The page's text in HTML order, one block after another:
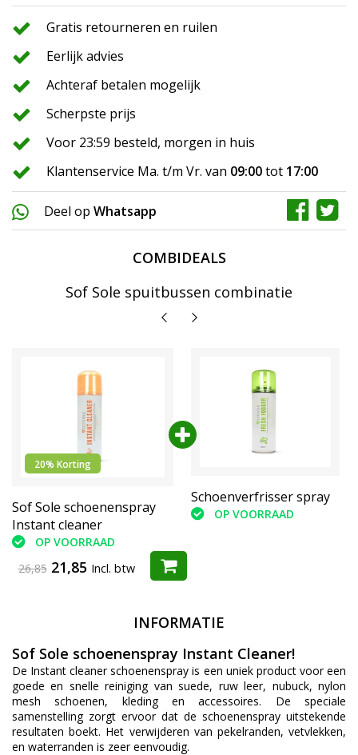
Gratis retourneren en ruilen
Eerlijk advies
Achteraf betalen mogelijk
Scherpste prijs
Voor 23:59 besteld, morgen in huis
Klantenservice Ma. t/m Vr. van 09:00tot 17:00
Deel op Whatsapp
COMBIDEALS
Sof Sole spuitbussen combinatie
20% Korting
Sof Sole schoenenspray
Instant cleaner
OP VOORRAAD
Proofer
OP VOORRAAD
Schoenverfrisser spray
OP VOORRAAD
26,85 21,85 Incl. btw
INFORMATIE
Sof Sole schoenenspray Instant Cleaner!
De Instant cleaner schoenenspray is een uniek product voor een
goede en snelle reiniging van suede, ruw leer, nubuck, nylon
mesh schoenen, kleding en accessoires. De speciale
samenstelling zorgt ervoor dat de schoenenspray uitstekende
resultaten boekt. Het verwijderen van pekelranden, vetvlekken,
en waterranden is zeer eenvoudig.